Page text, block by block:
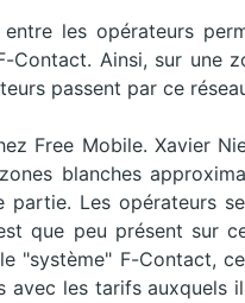
les opérateurs
Contact. Ainsi, sur une
passent par ce
Free Mobile. Xavier
blanches
Les opérateurs
que peu présent sur
"système" F-Contact,
avec les tarifs auxquels